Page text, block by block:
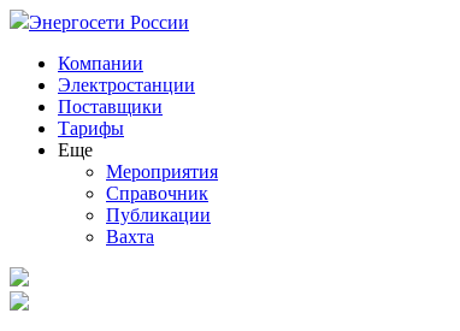
Энергосети России
Компании
Электростанции
Поставщики
Тарифы
Еще
Мероприятия
Справочник
Публикации
Вахта